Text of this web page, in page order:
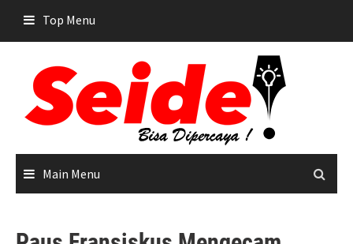
content
Top Menu
Main Menu